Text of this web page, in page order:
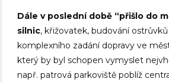
Dále v poslední době “přišlo do
silnic, křižovatek, budování
komplexního zadání dopravy ve
který by byl schopen vymyslet
např. patrová parkoviště poblíž